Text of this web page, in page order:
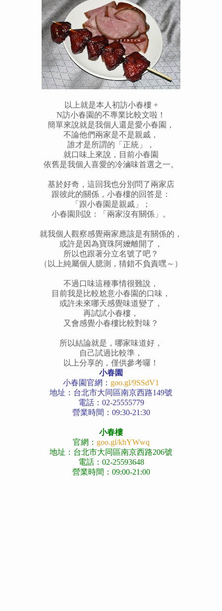
以上就是本人初訪小春樓 +
N訪小春園的不專業比較文啦！
簡單來說就是我個人還是愛小春園，
不論他們兩家是不是親戚，
誰才是所謂的「正統」，
就口味上來說， 目前小春園
依舊是我個人喜愛的冷滷味首選之一。
基於好奇，這回我也分別問了兩家店
跟彼此的關係，小春樓的回答是：
「跟小春園是親戚」；
小春園則說：「兩家沒有關係」。
就我個人觀察感覺兩家應該是有關係的，
或許是因為寶珠阿嬤離開了，
所以也跟著分立名號了吧？
（以上純屬個人臆測，猜錯不負責嘿～）
不過口味這種事情很難說，
目前我是比較尬意小春園的口味，
或許未來哪天感覺味道變了，
再試試小春樓，
又會感覺小春樓比較對味？
所以結論就是，哪家味道好，
自己試過比較準，
以上分享的，僅供參考囉！
小春園
小春園官網： goo.gl/9SSdV1
地址：台北市大同區南京西路149號
電話：02-25555779
營業時間：09:30-21:30
小春樓
官網： goo.gl/khYWwq
地址：台北市大同區南京西路206號
電話：02-25593648
營業時間：09:00-21:00